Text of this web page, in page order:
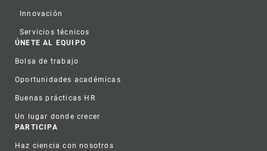
Innovación
Servicios técnicos
ÚNETE AL EQUIPO
Bolsa de trabajo
Oportunidades académicas
Buenas prácticas HR
Un lugar donde crecer
PARTICIPA
Haz ciencia con nosotros